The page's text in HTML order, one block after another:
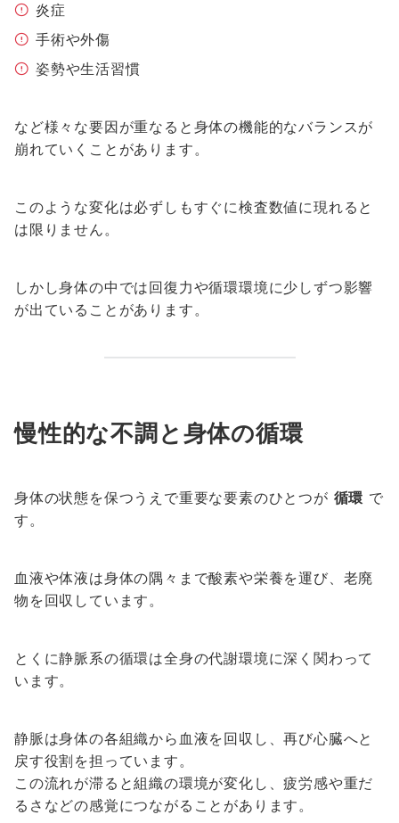
炎症
手術や外傷
姿勢や生活習慣
など様々な要因が重なると身体の機能的なバランスが
崩れていくことがあります。
このような変化は必ずしもすぐに検査数値に現れると
は限りません。
しかし身体の中では回復力や循環環境に少しずつ影響
が出ていることがあります。
慢性的な不調と身体の循環
身体の状態を保つうえで重要な要素のひとつが 循環 で
す。
血液や体液は身体の隅々まで酸素や栄養を運び、老廃
物を回収しています。
とくに静脈系の循環は全身の代謝環境に深く関わって
います。
静脈は身体の各組織から血液を回収し、再び心臓へと
戻す役割を担っています。
この流れが滞ると組織の環境が変化し、疲労感や重だ
るさなどの感覚につながることがあります。